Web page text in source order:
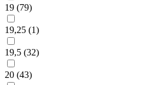
19 (79)
19,25 (1)
19,5 (32)
20 (43)